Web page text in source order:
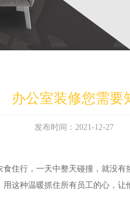
办公室装修您需要
发布时间：2021-12-27
住行，一天中整天碰撞，就没
这种温暖抓住所有员工的心，